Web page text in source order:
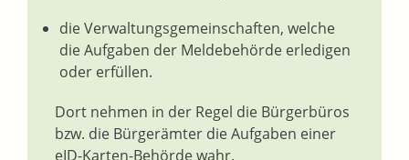
die Verwaltungsgemeinschaften, welche
die Aufgaben der Meldebehörde erledigen
oder erfüllen.
Dort nehmen in der Regel die Bürgerbüros
bzw. die Bürgerämter die Aufgaben einer
eID-Karten-Behörde wahr.